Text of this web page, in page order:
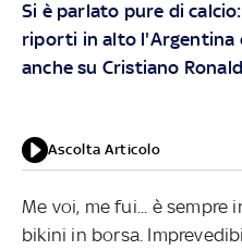
Si è parlato pure di
riporti in alto l'Argentina
anche su Cristiano
Ascolta Articolo
Me voi, me fui... è sempre
bikini in borsa.